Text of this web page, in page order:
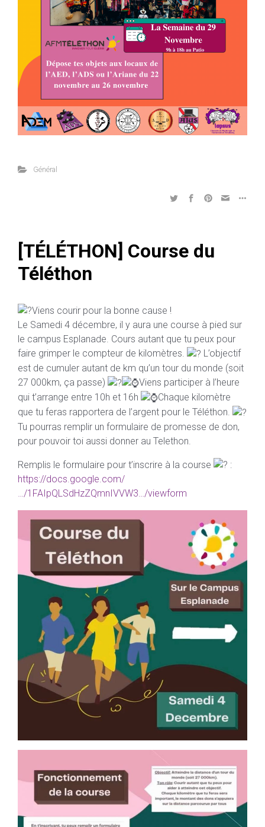
Général
[TÉLÉTHON] Course du
Téléthon
Viens courir pour la bonne cause !
Le Samedi 4 décembre, il y aura une course à pied sur
le campus Esplanade. Cours autant que tu peux pour
faire grimper le compteur de kilomètres.
L’objectif
est de cumuler autant de km qu’un tour du monde (soit
27 000km, ça passe)
Viens participer à l’heure
qui t’arrange entre 10h et 16h
Chaque kilomètre
que tu feras rapportera de l’argent pour le Téléthon.
Tu pourras remplir un formulaire de promesse de don,
pour pouvoir toi aussi donner au Telethon.
Remplis le formulaire pour t’inscrire à la course
:
https://docs.google.com/
…/1FAIpQLSdHzZQmnIVVW3…/viewform